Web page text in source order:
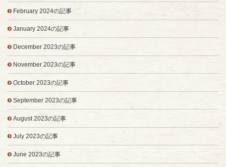
February 2024の記事
January 2024の記事
December 2023の記事
November 2023の記事
October 2023の記事
September 2023の記事
August 2023の記事
July 2023の記事
June 2023の記事